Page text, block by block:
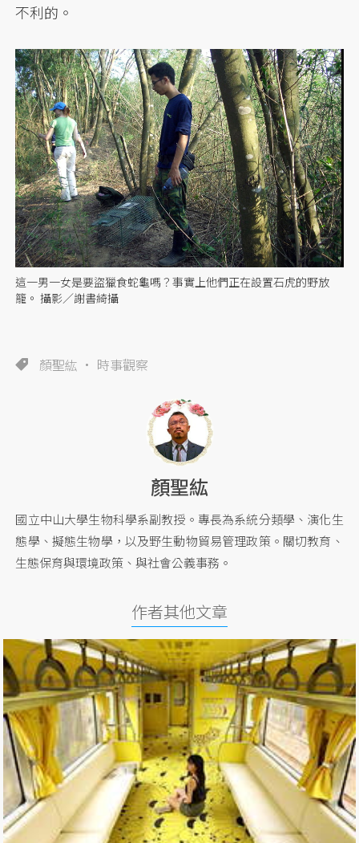
不利的。
這一男一女是要盜獵食蛇龜嗎？事實上他們正在設置石虎的野放
籠。 攝影／謝書綺攝
顏聖紘 時事觀察
顏聖紘
國立中山大學生物科學系副教授。專長為系統分類學、演化生
態學、擬態生物學，以及野生動物貿易管理政策。關切教育、
生態保育與環境政策、與社會公義事務。
作者其他文章